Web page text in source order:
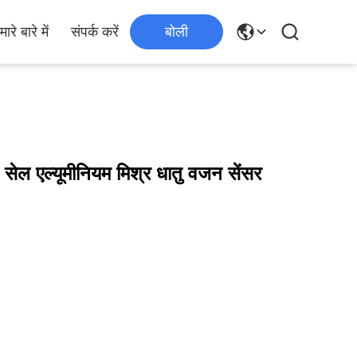
बारे में संपर्क करें बोली
सेल एल्यूमीनियम मिश्र धातु वजन सेंसर